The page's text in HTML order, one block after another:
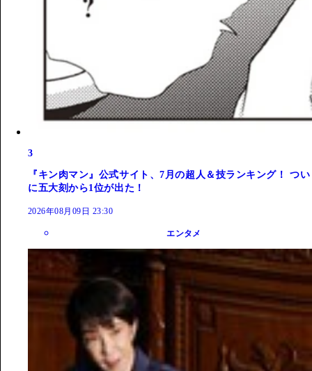
3
『キン肉マン』公式サイト、7月の超人＆技ランキング！ つい
に五大刻から1位が出た！
2026年08月09日 23:30
エンタメ